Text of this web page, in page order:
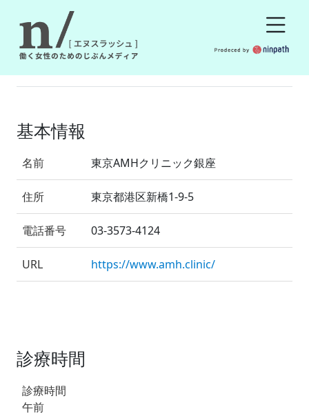
基本情報
名前 東京AMHクリニック銀座
住所 東京都港区新橋1-9-5
電話番号 03-3573-4124
URL https://www.amh.clinic/
診療時間
診療時間
午前